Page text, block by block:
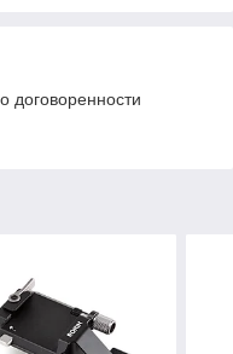
договоренности